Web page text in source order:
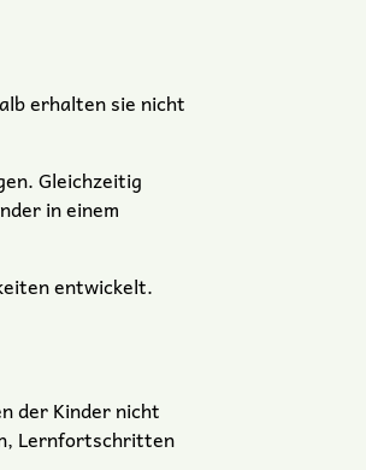
erhalten sie nicht
Gleichzeitig
in einem
entwickelt.
der Kinder nicht
Lernfortschritten